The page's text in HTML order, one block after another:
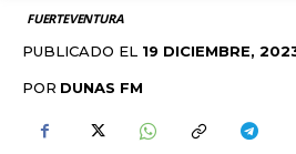
FUERTEVENTURA
PUBLICADO EL 19 DICIEMBRE,
POR DUNAS FM